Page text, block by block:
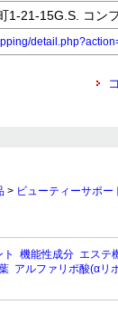
21-15G.S. コン
> ビューティーサポー
機能性成分 エステ
アルファリポ酸(αリ